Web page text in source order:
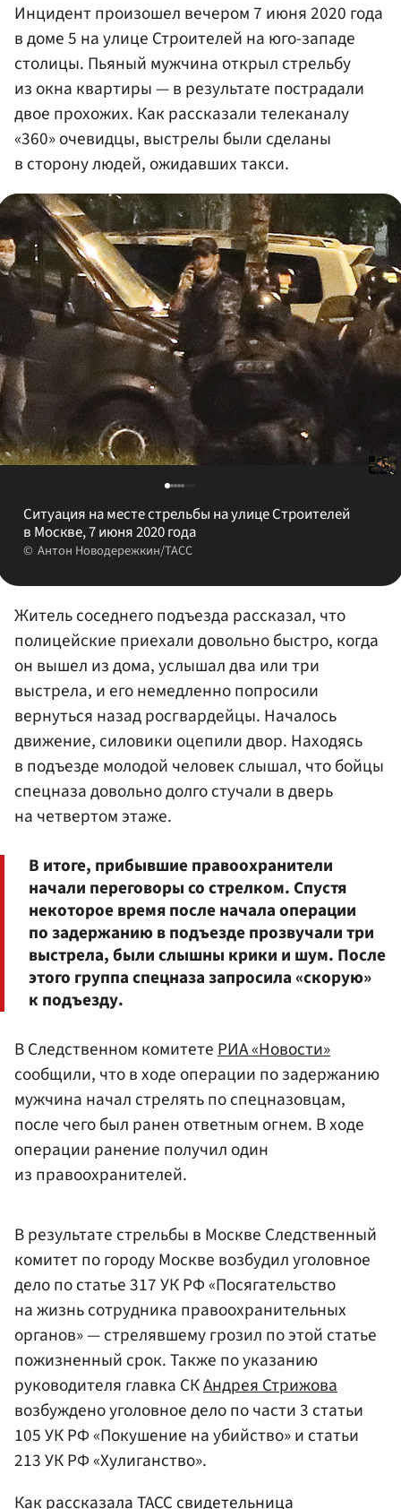
Инцидент произошел вечером 7 июня 2020 года
в доме 5 на улице Строителей на юго-западе
столицы. Пьяный мужчина открыл стрельбу
из окна квартиры — в результате пострадали
двое прохожих. Как рассказали телеканалу
«360» очевидцы, выстрелы были сделаны
в сторону людей, ожидавших такси.
Ситуация на месте стрельбы на улице Строителей
в Москве, 7 июня 2020 года
Антон Новодережкин/ТАСС
Житель соседнего подъезда рассказал, что
полицейские приехали довольно быстро, когда
он вышел из дома, услышал два или три
выстрела, и его немедленно попросили
вернуться назад росгвардейцы. Началось
движение, силовики оцепили двор. Находясь
в подъезде молодой человек слышал, что бойцы
спецназа довольно долго стучали в дверь
на четвертом этаже.
В итоге, прибывшие правоохранители
начали переговоры со стрелком. Спустя
некоторое время после начала операции
по задержанию в подъезде прозвучали три
выстрела, были слышны крики и шум. После
этого группа спецназа запросила «скорую»
к подъезду.
В Следственном комитетеРИА «Новости»
сообщили, что в ходе операции по задержанию
мужчина начал стрелять по спецназовцам,
после чего был ранен ответным огнем. В ходе
операции ранение получил один
из правоохранителей.
В результате стрельбы в Москве Следственный
комитет по городу Москве возбудил уголовное
дело по статье 317 УК РФ «Посягательство
на жизнь сотрудника правоохранительных
органов» — стрелявшему грозил по этой статье
пожизненный срок. Также по указанию
руководителя главка СКАндрея Стрижова
возбуждено уголовное дело по части 3 статьи
105 УК РФ «Покушение на убийство» и статьи
213 УК РФ «Хулиганство».
Как рассказалаТАССсвидетельница